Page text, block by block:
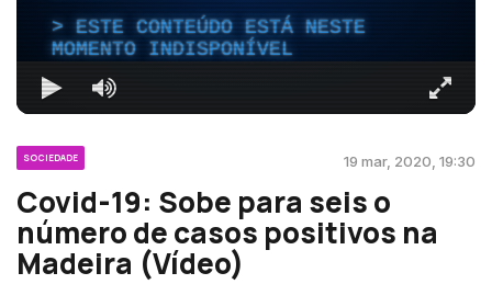
ESTE CONTEÚDO ESTÁ NESTE
MOMENTO INDISPONÍVEL
SOCIEDADE 19 mar, 2020, 19:30
Covid-19: Sobe para seis o
número de casos positivos na
Madeira (Vídeo)